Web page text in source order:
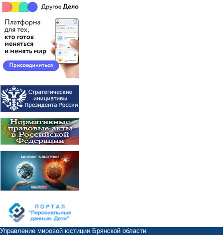
Управление мировой юстиции Брянской области